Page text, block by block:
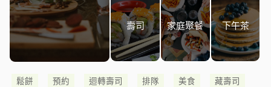
壽司 家庭聚餐 下午茶
鬆餅 預約 迴轉壽司 排隊 美食 藏壽司